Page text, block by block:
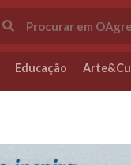
Educação